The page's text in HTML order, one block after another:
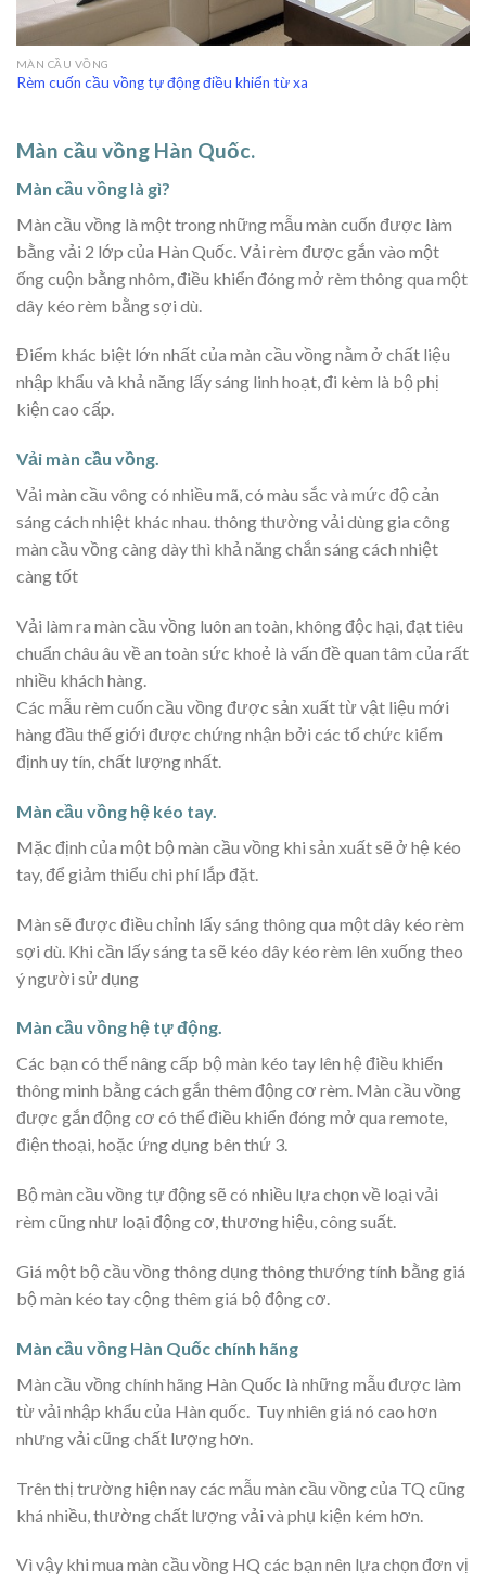
MÀN CẦU VỒNG
Rèm cuốn cầu vồng tự động điều khiển từ xa
Màn cầu vồng Hàn Quốc.
Màn cầu vồng là gì?
Màn cầu vồng là một trong những mẫu màn cuốn được làm
bằng vải 2 lớp của Hàn Quốc. Vải rèm được gắn vào một
ống cuộn bằng nhôm, điều khiển đóng mở rèm thông qua một
dây kéo rèm bằng sợi dù.
Điểm khác biệt lớn nhất của màn cầu vồng nằm ở chất liệu
nhập khẩu và khả năng lấy sáng linh hoạt, đi kèm là bộ phị
kiện cao cấp.
Vải màn cầu vồng.
Vải màn cầu vông có nhiều mã, có màu sắc và mức độ cản
sáng cách nhiệt khác nhau. thông thường vải dùng gia công
màn cầu vồng càng dày thì khả năng chắn sáng cách nhiệt
càng tốt
Vải làm ra màn cầu vồng luôn an toàn, không độc hại, đạt tiêu
chuẩn châu âu về an toàn sức khoẻ là vấn đề quan tâm của rất
nhiều khách hàng.
Các mẫu rèm cuốn cầu vồng được sản xuất từ vật liệu mới
hàng đầu thế giới được chứng nhận bởi các tổ chức kiểm
định uy tín, chất lượng nhất.
Màn cầu vồng hệ kéo tay.
Mặc định của một bộ màn cầu vồng khi sản xuất sẽ ở hệ kéo
tay, để giảm thiểu chi phí lắp đặt.
Màn sẽ được điều chỉnh lấy sáng thông qua một dây kéo rèm
sợi dù. Khi cần lấy sáng ta sẽ kéo dây kéo rèm lên xuống theo
ý người sử dụng
Màn cầu vồng hệ tự động.
Các bạn có thể nâng cấp bộ màn kéo tay lên hệ điều khiển
thông minh bằng cách gắn thêm động cơ rèm. Màn cầu vồng
được gắn động cơ có thể điều khiển đóng mở qua remote,
điện thoại, hoặc ứng dụng bên thứ 3.
Bộ màn cầu vồng tự động sẽ có nhiều lựa chọn về loại vải
rèm cũng như loại động cơ, thương hiệu, công suất.
Giá một bộ cầu vồng thông dụng thông thướng tính bằng giá
bộ màn kéo tay cộng thêm giá bộ động cơ.
Màn cầu vồng Hàn Quốc chính hãng
Màn cầu vồng chính hãng Hàn Quốc là những mẫu được làm
từ vải nhập khẩu của Hàn quốc. Tuy nhiên giá nó cao hơn
nhưng vải cũng chất lượng hơn.
Trên thị trường hiện nay các mẫu màn cầu vồng của TQ cũng
khá nhiều, thường chất lượng vải và phụ kiện kém hơn.
Vì vậy khi mua màn cầu vồng HQ các bạn nên lựa chọn đơn vị